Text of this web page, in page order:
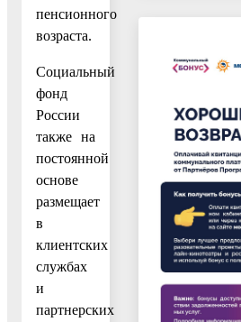
пенсионного
возраста.
Социальный
фонд
России
также на
постоянной
основе
размещает
в
клиентских
службах
и
партнерских